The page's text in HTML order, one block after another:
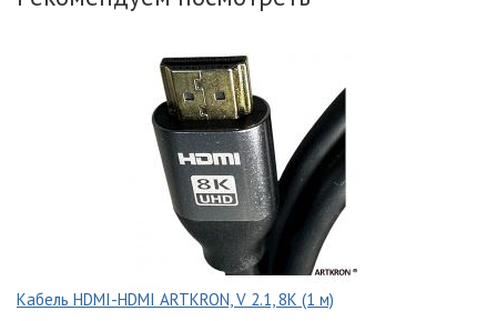
Кабель HDMI-HDMI ARTKRON, V 2.1, 8K (1 м)